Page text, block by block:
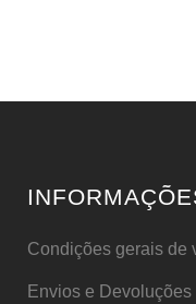
Condições gerais de
Envios e Devoluções